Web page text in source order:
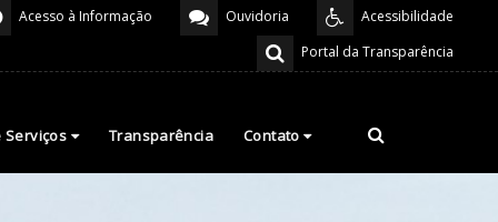
Acessibilidade
Ouvidoria
Acesso à Informação
Portal da Transparência
Serviços Transparência Contato